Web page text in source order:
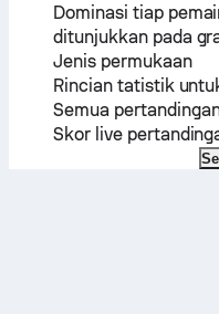
Dominasi tiap
ditunjukkan pada
Jenis permukaan
Rincian tatistik
Semua
Skor live